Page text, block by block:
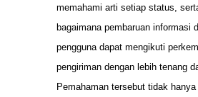
memahami arti setiap status,
bagaimana pembaruan informasi
pengguna dapat mengikuti
pengiriman dengan lebih tenang
Pemahaman tersebut tidak